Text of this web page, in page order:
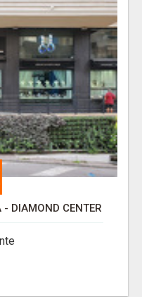
DIAMOND CENTER